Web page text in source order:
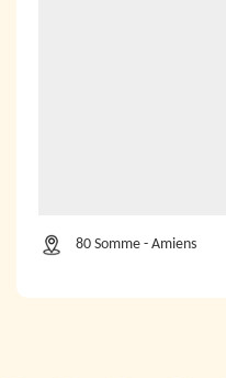
80 Somme - Amiens